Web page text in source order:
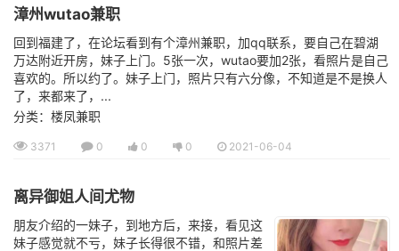
漳州wutao兼职
回到福建了，在论坛看到有个漳州兼职，加qq联系，要自己在碧湖
万达附近开房，妹子上门。5张一次，wutao要加2张，看照片是自己
喜欢的。所以约了。妹子上门，照片只有六分像，不知道是不是换人
了，来都来了，...
分类：楼凤兼职
3371 0 0 0 2021-06-04
离异御姐人间尤物
朋友介绍的一妹子，到地方后，来接，看见这
妹子感觉就不亏，妹子长得很不错，和照片差